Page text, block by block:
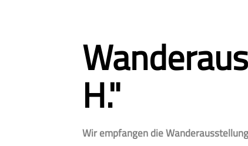
H."
Wir empfangen die